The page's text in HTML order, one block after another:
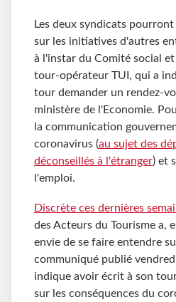
Les deux syndicats
sur les initiatives d'autres
à l'instar du Comité social et
tour-opérateur TUI, qui a
tour demander un rendez-
ministère de l'Economie.
la communication
coronavirus (au sujet des
déconseillés à l'étranger) et
l'emploi.
Discrète ces dernières
des Acteurs du Tourisme a,
envie de se faire entendre
communiqué publié
indique avoir écrit à son
sur les conséquences du